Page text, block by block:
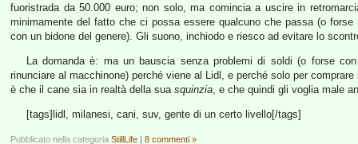
fuoristrada da 50.000 euro; non solo, ma comincia a uscire in
minimamente del fatto che ci possa essere qualcuno che passa (o
con un bidone del genere). Gli suono, inchiodo e riesco ad evitare lo
La domanda è: ma un bauscia senza problemi di soldi (o forse
rinunciare al macchinone) perché viene al Lidl, e perché solo per
è che il cane sia in realtà della sua squinzia, e che quindi gli voglia male
[tags]lidl, milanesi, cani, suv, gente di un certo livello[/tags]
Pubblicato nella categoria StillLife | 8 commenti »